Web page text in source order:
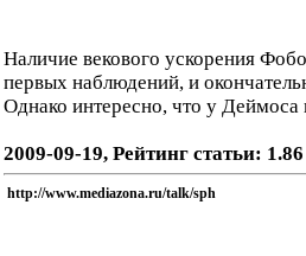
Наличие векового ускорения
первых наблюдений, и
Однако интересно, что у Деймоса
2009-09-19, Рейтинг статьи:
http://www.mediazona.ru/talk/sph